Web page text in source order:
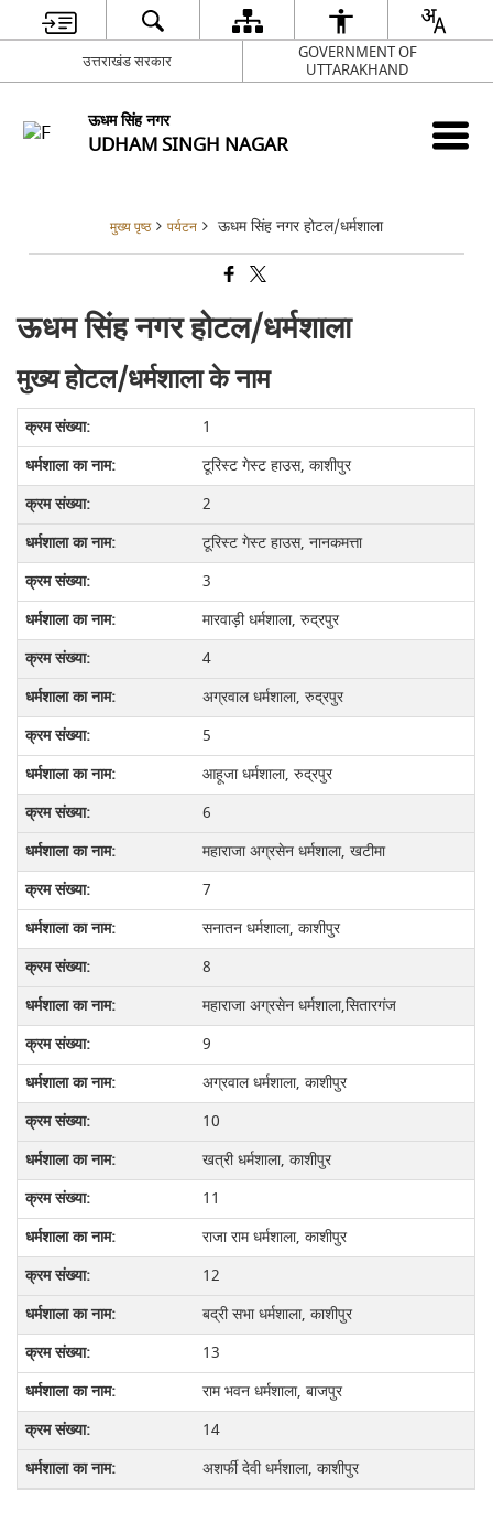
उत्तराखंड सरकार
GOVERNMENT OF
UTTARAKHAND
ऊधम सिंह नगर
UDHAM SINGH NAGAR
मुख्य पृष्ठ पर्यटन ऊधम सिंह नगर होटल/धर्मशाला
ऊधम सिंह नगर होटल/धर्मशाला
मुख्य होटल/धर्मशाला के नाम
1
टूरिस्ट गेस्ट हाउस, काशीपुर
2
टूरिस्ट गेस्ट हाउस, नानकमत्ता
3
मारवाड़ी धर्मशाला, रुद्रपुर
4
अग्रवाल धर्मशाला, रुद्रपुर
5
आहूजा धर्मशाला, रुद्रपुर
6
महाराजा अग्रसेन धर्मशाला, खटीमा
7
सनातन धर्मशाला, काशीपुर
8
महाराजा अग्रसेन धर्मशाला,सितारगंज
9
अग्रवाल धर्मशाला, काशीपुर
10
खत्री धर्मशाला, काशीपुर
11
राजा राम धर्मशाला, काशीपुर
12
बद्री सभा धर्मशाला, काशीपुर
13
राम भवन धर्मशाला, बाजपुर
14
अशर्फी देवी धर्मशाला, काशीपुर